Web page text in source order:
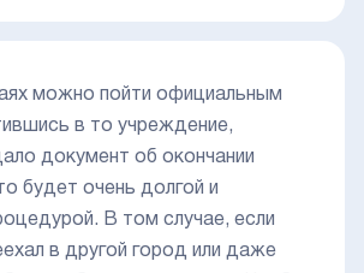
можно пойти официальным
в то учреждение,
документ об окончании
будет очень долгой и
В том случае, если
в другой город или даже